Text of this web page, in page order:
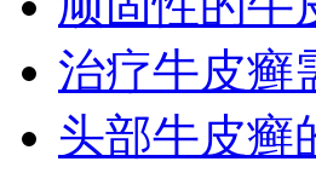
治疗牛皮癣
头部牛皮癣